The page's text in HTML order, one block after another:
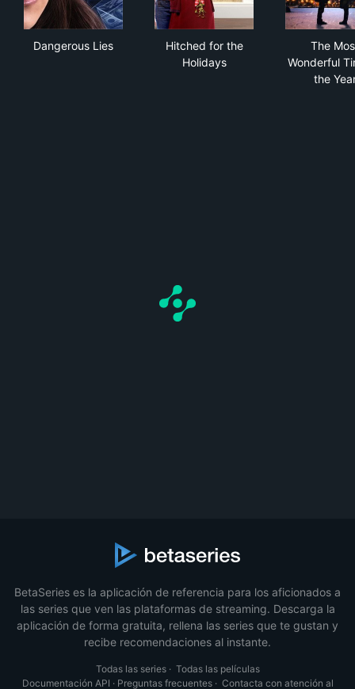
Dangerous Lies
Hitched for the
Holidays
The
Wonderful
the
BetaSeries es la aplicación de referencia para los aficionados a
las series que ven las plataformas de streaming. Descarga la
aplicación de forma gratuita, rellena las series que te gustan y
recibe recomendaciones al instante.
Todas las series· Todas las películas
Documentación API · Preguntas frecuentes· Contacta con atención al